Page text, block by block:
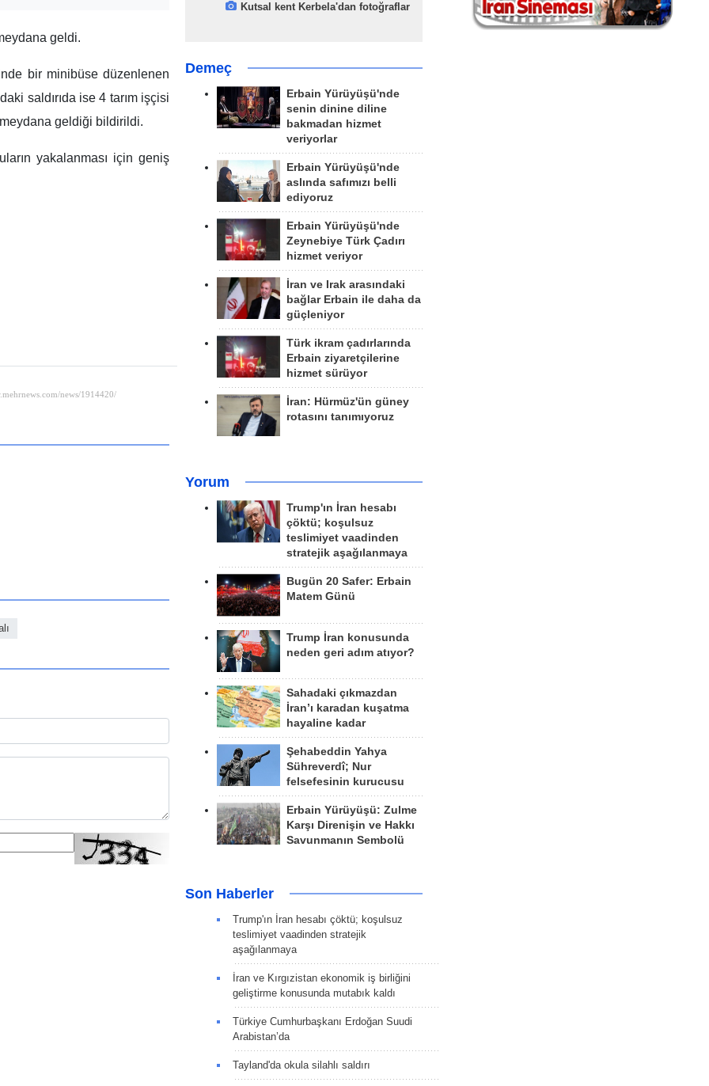
geldi.
bir minibüse düzenlenen
saldırıda ise 4 tarım işçisi
meydana geldiği bildirildi.
yakalanması için geniş
Kutsal kent Kerbela'dan fotoğraflar
Demeç
Erbain Yürüyüşü'nde
senin dinine diline
bakmadan hizmet
veriyorlar
Erbain Yürüyüşü'nde
aslında safımızı belli
ediyoruz
Erbain Yürüyüşü'nde
Zeynebiye Türk Çadırı
hizmet veriyor
İran ve Irak arasındaki
bağlar Erbain ile daha da
güçleniyor
Türk ikram çadırlarında
Erbain ziyaretçilerine
hizmet sürüyor
İran: Hürmüz'ün güney
rotasını tanımıyoruz
Yorum
Trump'ın İran hesabı
çöktü; koşulsuz
teslimiyet vaadinden
stratejik aşağılanmaya
Bugün 20 Safer: Erbain
Matem Günü
Trump İran konusunda
neden geri adım atıyor?
Sahadaki çıkmazdan
İran’ı karadan kuşatma
hayaline kadar
Şehabeddin Yahya
Sühreverdî; Nur
felsefesinin kurucusu
Erbain Yürüyüşü: Zulme
Karşı Direnişin ve Hakkı
Savunmanın Sembolü
Son Haberler
Trump'ın İran hesabı çöktü; koşulsuz
teslimiyet vaadinden stratejik
aşağılanmaya
İran ve Kırgızistan ekonomik iş birliğini
geliştirme konusunda mutabık kaldı
Türkiye Cumhurbaşkanı Erdoğan Suudi
Arabistan’da
Tayland'da okula silahlı saldırı